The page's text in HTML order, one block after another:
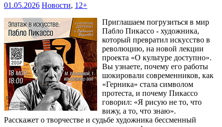
01.05.2026 Новости, 12+
Приглашаем погрузиться в мир
Пабло Пикассо - художника,
который превратил искусство в
революцию, на новой лекции
проекта «О культуре доступно».
Вы узнаете, почему его работы
шокировали современников, как
«Герника» стала символом
протеста, и почему Пикассо
говорил: «Я рисую не то, что
вижу, а то, что знаю».
Расскажет о творчестве и судьбе художника бессменный